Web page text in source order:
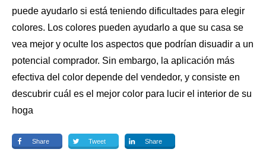
puede ayudarlo si está teniendo dificultades para elegir
colores. Los colores pueden ayudarlo a que su casa se
vea mejor y oculte los aspectos que podrían disuadir a un
potencial comprador. Sin embargo, la aplicación más
efectiva del color depende del vendedor, y consiste en
descubrir cuál es el mejor color para lucir el interior de su
hoga
Share Tweet Share